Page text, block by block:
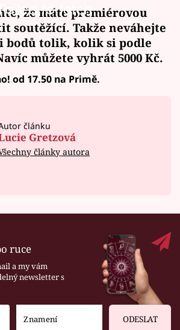
to fetch
že máte premiérovou
soutěžící. Takže neváhejte
bodů tolik, kolik si podle
můžete vyhrát 5000 Kč.
od 17.50 na Primě.
článku
Gretzová
články autora
ruce
a my vám
newsletter s
ODESLAT